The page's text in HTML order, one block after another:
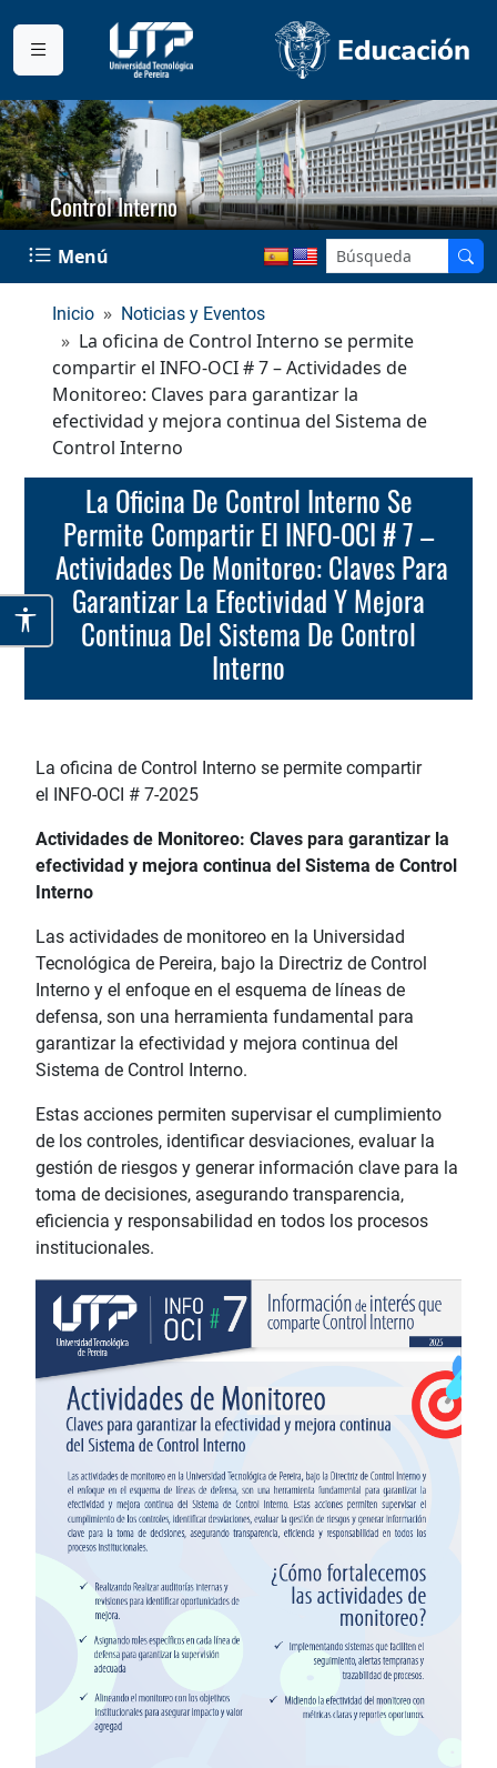
Control Interno
Menú
Inicio Noticias y Eventos
La oficina de Control Interno se permite
compartir el INFO-OCI # 7 – Actividades de
Monitoreo: Claves para garantizar la
efectividad y mejora continua del Sistema de
Control Interno
La Oficina De Control Interno Se
Permite Compartir El INFO-OCI # 7 –
Actividades De Monitoreo: Claves Para
Garantizar La Efectividad Y Mejora
Continua Del Sistema De Control
Interno
La oficina de Control Interno se permite compartir
el INFO-OCI # 7-2025
Actividades de Monitoreo: Claves para garantizar la
efectividad y mejora continua del Sistema de Control
Interno
Las actividades de monitoreo en la Universidad
Tecnológica de Pereira, bajo la Directriz de Control
Interno y el enfoque en el esquema de líneas de
defensa, son una herramienta fundamental para
garantizar la efectividad y mejora continua del
Sistema de Control Interno.
Estas acciones permiten supervisar el cumplimiento
de los controles, identificar desviaciones, evaluar la
gestión de riesgos y generar información clave para la
toma de decisiones, asegurando transparencia,
eficiencia y responsabilidad en todos los procesos
institucionales.